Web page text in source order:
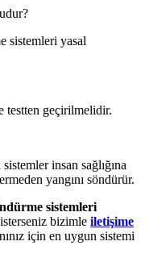
sistemleri yasal
testten geçirilmelidir.
insan sağlığına
yangını söndürür.
sistemleri
bizimle iletişime
için en uygun sistemi